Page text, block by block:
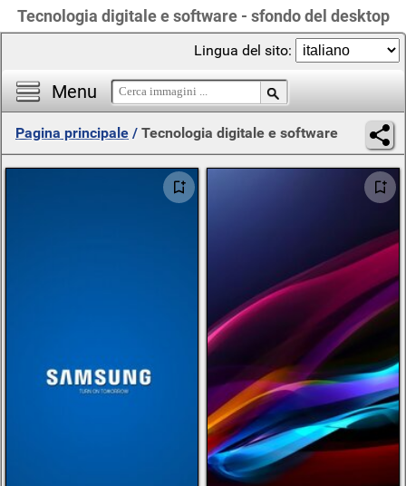
Tecnologia digitale e software - sfondo del desktop
Menu
Lingua del sito:
Pagina principale / Tecnologia digitale e software